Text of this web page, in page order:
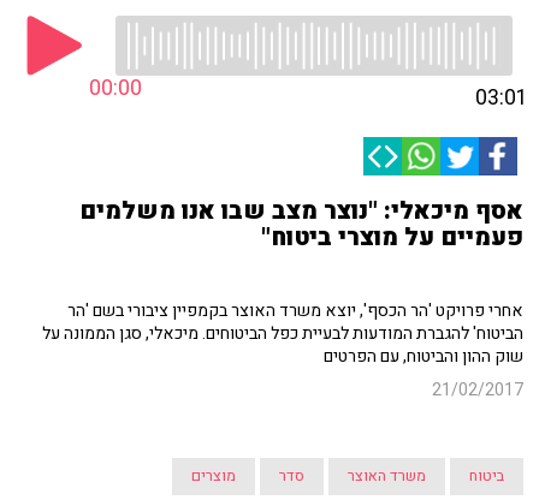
00:00 03:01
אסף מיכאלי: "נוצר מצב שבו אנו משלמים
פעמיים על מוצרי ביטוח"
אחרי פרויקט 'הר הכסף', יוצא משרד האוצר בקמפיין ציבורי בשם 'הר
הביטוח' להגברת המודעות לבעיית כפל הביטוחים. מיכאלי, סגן הממונה על
שוק ההון והביטוח, עם הפרטים
21/02/2017
ביטוח משרד האוצר סדר מוצרים